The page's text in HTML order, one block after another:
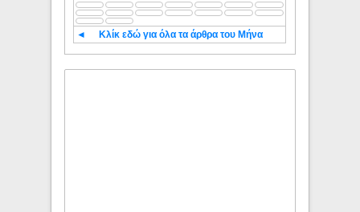
◄ Κλίκ εδώ για όλα τα άρθρα του Μήνα